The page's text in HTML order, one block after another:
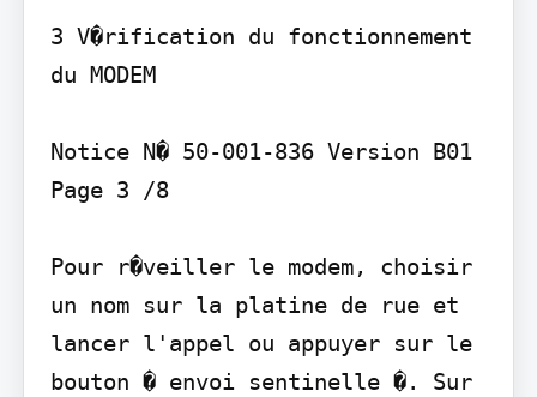
3 V�rification du fonctionnement
du MODEM
Notice N� 50-001-836 Version B01
Page 3 /8
Pour r�veiller le modem, choisir
un nom sur la platine de rue et
lancer l'appel ou appuyer sur le
bouton � envoi sentinelle �. Sur